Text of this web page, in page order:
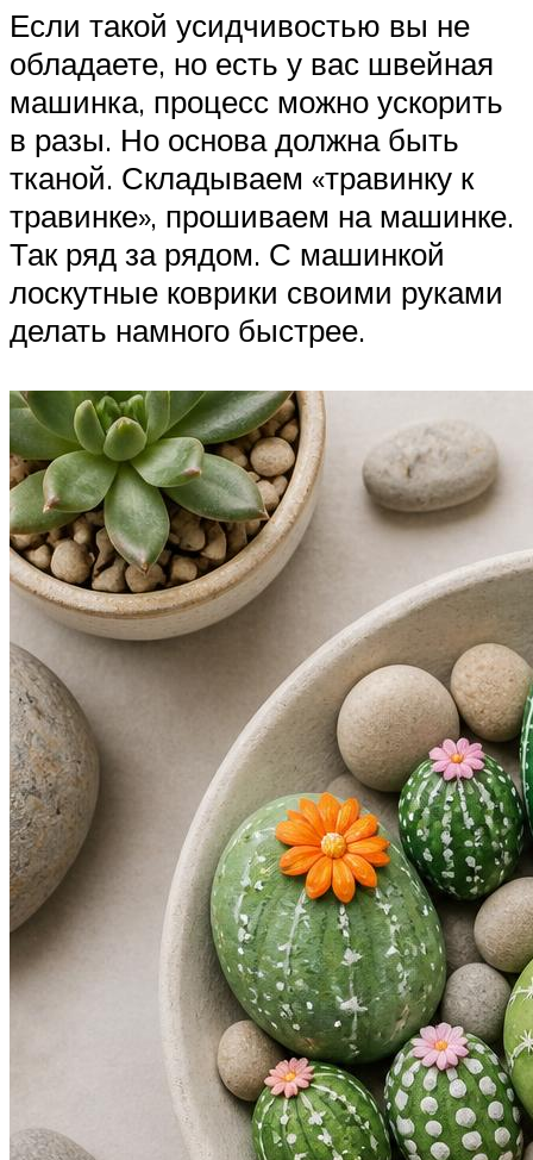
Если такой усидчивостью вы не
обладаете, но есть у вас швейная
машинка, процесс можно ускорить
в разы. Но основа должна быть
тканой. Складываем «травинку к
травинке», прошиваем на машинке.
Так ряд за рядом. С машинкой
лоскутные коврики своими руками
делать намного быстрее.